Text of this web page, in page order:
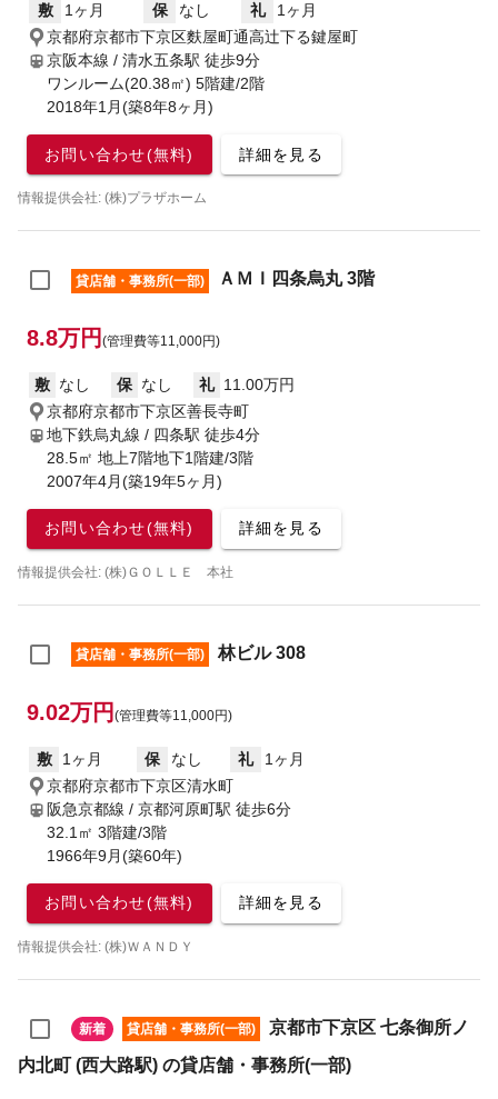
敷 1ヶ月 保 なし 礼
1ヶ月
京都府京都市下京区麩屋町通高辻下る鍵屋町
京阪本線 / 清水五条駅 徒歩9分
ワンルーム(20.38㎡) 5階建/2階
2018年1月(築8年8ヶ月)
お問い合わせ(無料) 詳細を見る
情報提供会社: (株)プラザホーム
貸店舗・事務所(一部) ＡＭＩ四条烏丸 3階
8.8万円 (管理費等11,000円)
敷 なし 保 なし 礼 11.00万円
京都府京都市下京区善長寺町
地下鉄烏丸線 / 四条駅 徒歩4分
28.5㎡ 地上7階地下1階建/3階
2007年4月(築19年5ヶ月)
お問い合わせ(無料) 詳細を見る
情報提供会社: (株)ＧＯＬＬＥ 本社
貸店舗・事務所(一部) 林ビル 308
9.02万円 (管理費等11,000円)
敷 1ヶ月 保 なし 礼
1ヶ月
京都府京都市下京区清水町
阪急京都線 / 京都河原町駅 徒歩6分
32.1㎡ 3階建/3階
1966年9月(築60年)
お問い合わせ(無料) 詳細を見る
情報提供会社: (株)ＷＡＮＤＹ
新着 貸店舗・事務所(一部)
京都市下京区 七条御所ノ
内北町 (西大路駅) の貸店舗・事務所(一部)